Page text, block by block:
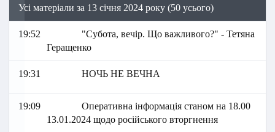
Усі матеріали за 13 січня 2024 року (50 усього)
19:52
"Субота, вечір. Що важливого?" - Тетяна
Геращенко
19:31 НОЧЬ НЕ ВЕЧНА
19:09
Оперативна інформація станом на 18.00
13.01.2024 щодо російського вторгнення